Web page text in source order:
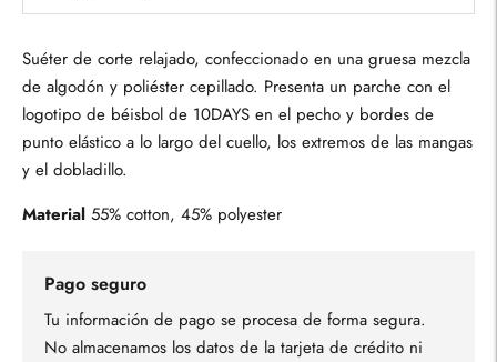
Suéter de corte relajado, confeccionado en una gruesa mezcla
de algodón y poliéster cepillado. Presenta un parche con el
logotipo de béisbol de 10DAYS en el pecho y bordes de
punto elástico a lo largo del cuello, los extremos de las mangas
y el dobladillo.
Material 55% cotton, 45% polyester
Pago seguro
Tu información de pago se procesa de forma segura.
No almacenamos los datos de la tarjeta de crédito ni